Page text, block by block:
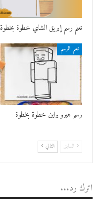
تعلم رسم إبريق الشاي خطوة بخطوة
تعلم الرسم
رسم هيرو براين خطوة بخطوة
السابق التالي
اترك رد...